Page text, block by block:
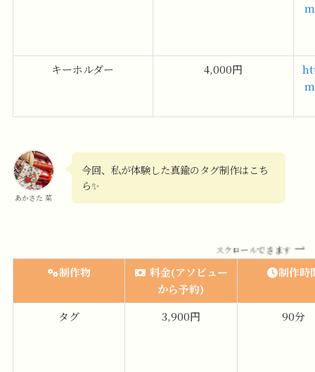
キーホルダー 4,000円
あかさた 菜
今回、私が体験した真鍮のタグ制作はこち
ら✨
スクロールできます
制作物
料金(アソビュー
から予約)
制作時
タグ 3,900円 90分